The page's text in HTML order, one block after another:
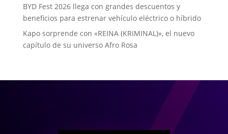
BYD Fest 2026 llega con grandes descuentos y
beneficios para estrenar vehículo eléctrico o híbrido
Kapo sorprende con «REINA (KRIMINAL)», el nuevo
capítulo de su universo Afro Rosa